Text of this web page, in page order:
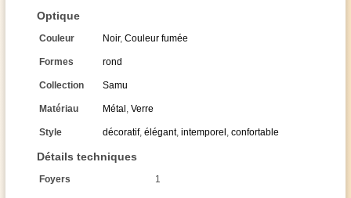
Optique
Couleur Noir, Couleur fumée
Formes rond
Collection Samu
Matériau Métal , Verre
Style décoratif, élégant, intemporel , confortable
Détails techniques
Foyers 1